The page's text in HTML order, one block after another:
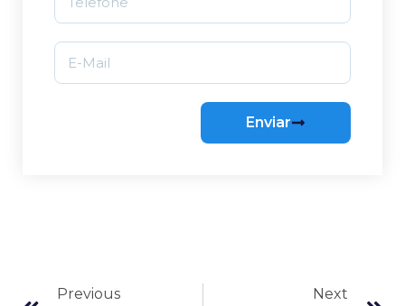
Enviar
Previous Next